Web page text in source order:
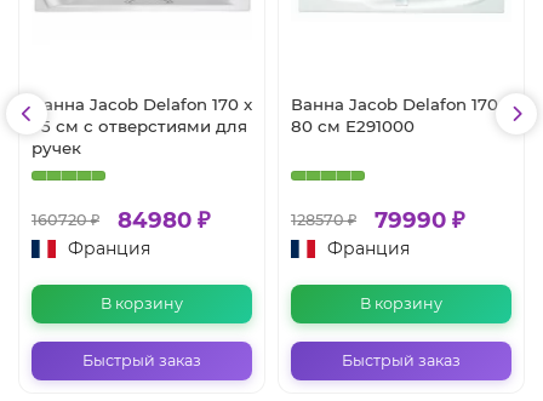
Ванна Jacob Delafon 170 x
75 см с отверстиями для
ручек
160720 ₽ 84980 ₽
Франция
В корзину
Быстрый заказ
Ванна Jacob Delafon 170 х
80 см E291000
128570 ₽ 79990 ₽
Франция
В корзину
Быстрый заказ